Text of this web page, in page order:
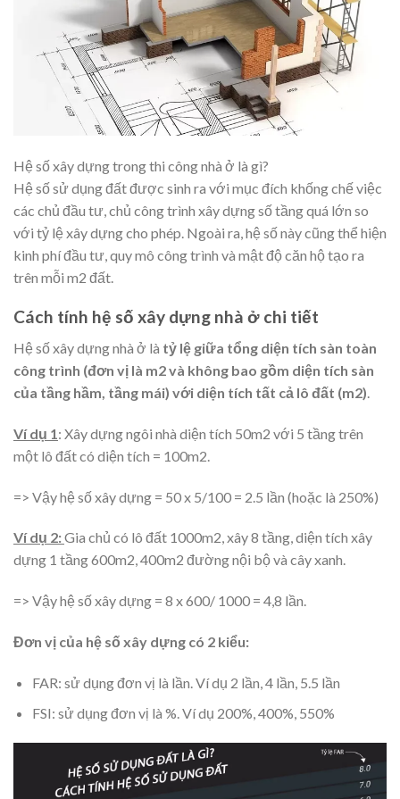
Hệ số xây dựng trong thi công nhà ở là gì?
Hệ số sử dụng đất được sinh ra với mục đích khống chế việc
các chủ đầu tư, chủ công trình xây dựng số tầng quá lớn so
với tỷ lệ xây dựng cho phép. Ngoài ra, hệ số này cũng thể hiện
kinh phí đầu tư, quy mô công trình và mật độ căn hộ tạo ra
trên mỗi m2 đất.
Cách tính hệ số xây dựng nhà ở chi tiết
Hệ số xây dựng nhà ở là tỷ lệ giữa tổng diện tích sàn toàn
công trình (đơn vị là m2 và không bao gồm diện tích sàn
của tầng hầm, tầng mái) với diện tích tất cả lô đất (m2).
Ví dụ 1 : Xây dựng ngôi nhà diện tích 50m2 với 5 tầng trên
một lô đất có diện tích = 100m2.
=> Vậy hệ số xây dựng = 50 x 5/100 = 2.5 lần (hoặc là 250%)
Ví dụ 2:Gia chủ có lô đất 1000m2, xây 8 tầng, diện tích xây
dựng 1 tầng 600m2, 400m2 đường nội bộ và cây xanh.
=> Vậy hệ số xây dựng = 8 x 600/ 1000 = 4,8 lần.
Đơn vị của hệ số xây dựng có 2 kiểu:
FAR: sử dụng đơn vị là lần. Ví dụ 2 lần, 4 lần, 5.5 lần
FSI: sử dụng đơn vị là %. Ví dụ 200%, 400%, 550%